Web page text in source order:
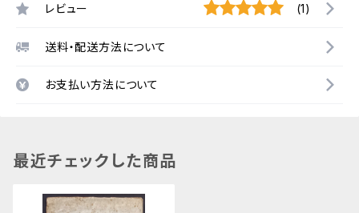
レビュー (1)
送料・配送方法について
お支払い方法について
最近チェックした商品